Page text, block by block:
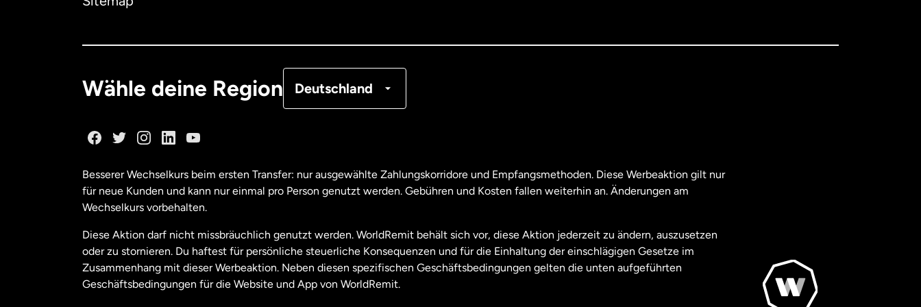
Wähle deine Region Deutschland
Malaysia
Neuseeland
Niederlande
Besserer Wechselkurs beim ersten Transfer: nur ausgewählte Zahlungskorridore und Empfangsmethoden. Diese Werbeaktion gilt nur
für neue Kunden und kann nur einmal pro Person genutzt werden. Gebühren und Kosten fallen weiterhin an. Änderungen am
Wechselkurs vorbehalten.
Diese Aktion darf nicht missbräuchlich genutzt werden. WorldRemit behält sich vor, diese Aktion jederzeit zu ändern, auszusetzen
oder zu stornieren. Du haftest für persönliche steuerliche Konsequenzen und für die Einhaltung der einschlägigen Gesetze im
Zusammenhang mit dieser Werbeaktion. Neben diesen spezifischen Geschäftsbedingungen gelten die unten aufgeführten
Geschäftsbedingungen für die Website und App von WorldRemit.